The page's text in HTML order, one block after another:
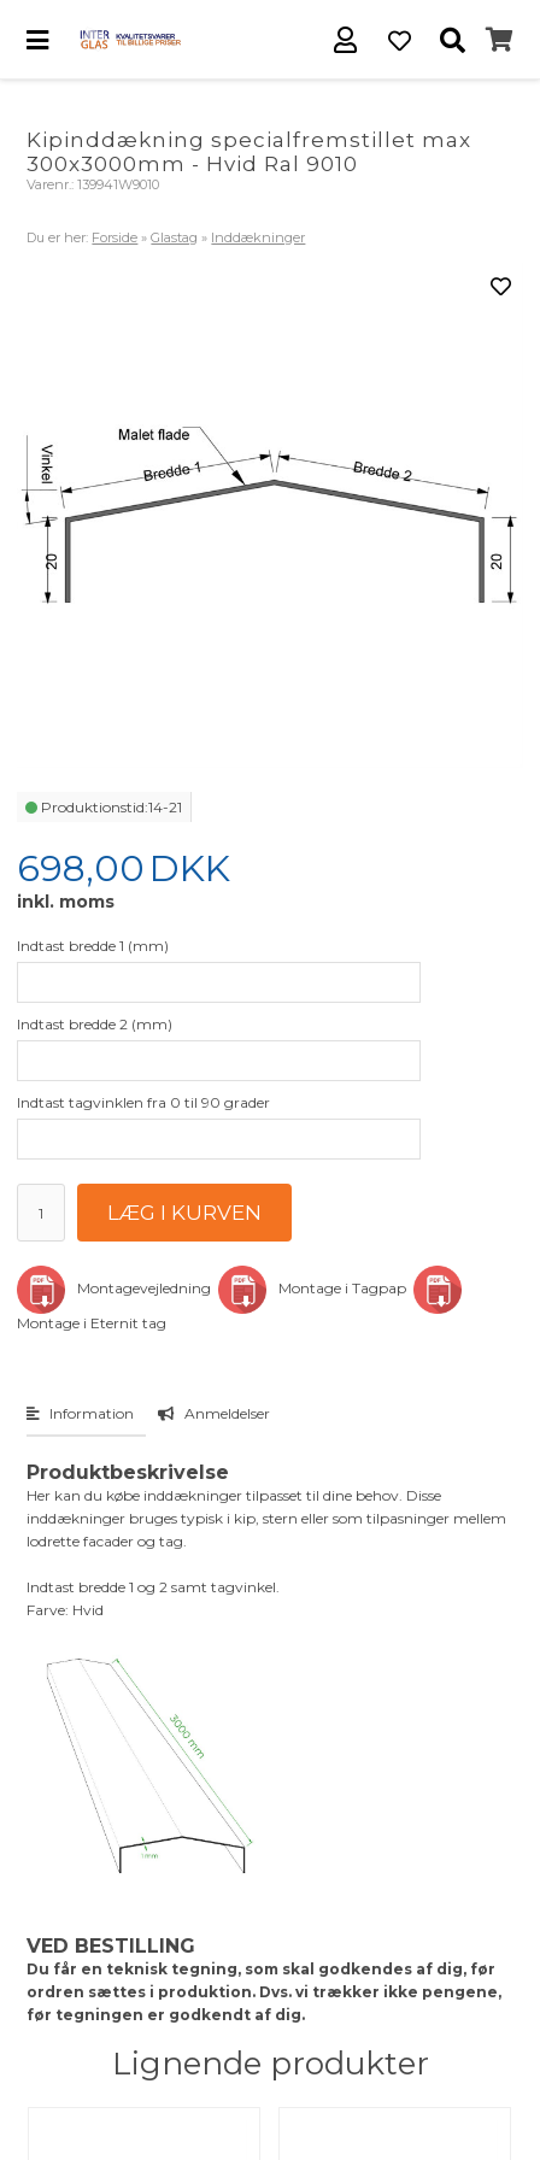
Kipinddækning specialfremstillet max
300x3000mm - Hvid Ral 9010
Varenr.:139941W9010
Du er her: Forside »Glastag » Inddækninger
Produktionstid:14-21
698,00 DKK
inkl. moms
Indtast bredde 1 (mm)
Indtast bredde 2 (mm)
Indtast tagvinklen fra 0 til 90 grader
Montagevejledning
Montage i Tagpap
Montage i Eternit tag
Information Anmeldelser
Produktbeskrivelse
Her kan du købe inddækninger tilpasset til dine behov. Disse
inddækninger bruges typisk i kip, stern eller som tilpasninger mellem
lodrette facader og tag.
Indtast bredde 1 og 2 samt tagvinkel.
Farve: Hvid
VED BESTILLING
Du får en teknisk tegning, som skal godkendes af dig, før
ordren sættes i produktion. Dvs. vi trækker ikke pengene,
før tegningen er godkendt af dig.
Lignende produkter